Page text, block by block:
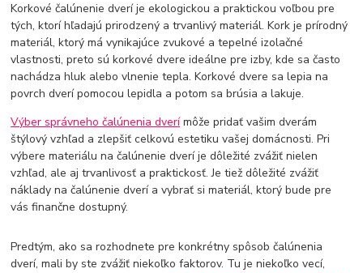
Korkové čalúnenie dverí je ekologickou a praktickou voľbou pre
tých, ktorí hľadajú prirodzený a trvanlivý materiál. Kork je prírodný
materiál, ktorý má vynikajúce zvukové a tepelné izolačné
vlastnosti, preto sú korkové dvere ideálne pre izby, kde sa často
nachádza hluk alebo vlnenie tepla. Korkové dvere sa lepia na
povrch dverí pomocou lepidla a potom sa brúsia a lakuje.
Výber správneho čalúnenia dverímôže pridať vašim dverám
štýlový vzhľad a zlepšiť celkovú estetiku vašej domácnosti. Pri
výbere materiálu na čalúnenie dverí je dôležité zvážiť nielen
vzhľad, ale aj trvanlivosť a praktickosť. Je tiež dôležité zvážiť
náklady na čalúnenie dverí a vybrať si materiál, ktorý bude pre
vás finančne dostupný.
Predtým, ako sa rozhodnete pre konkrétny spôsob čalúnenia
dverí, mali by ste zvážiť niekoľko faktorov. Tu je niekoľko vecí,